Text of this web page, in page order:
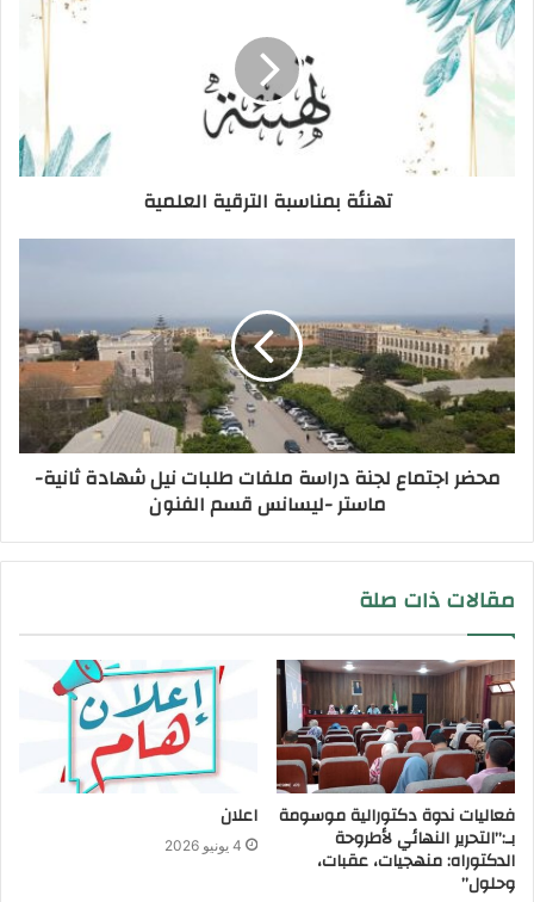
تهنئة بمناسبة الترقية العلمية
محضر اجتماع لجنة دراسة ملفات طلبات نيل شهادة ثانية-
ماستر -ليسانس قسم الفنون
مقالات ذات صلة
فعاليات ندوة دكتورالية موسومة
بـ:”التحرير النهائي لأطروحة
الدكتوراه: منهجيات، عقبات،
وحلول”
اعلان
4 يونيو 2026